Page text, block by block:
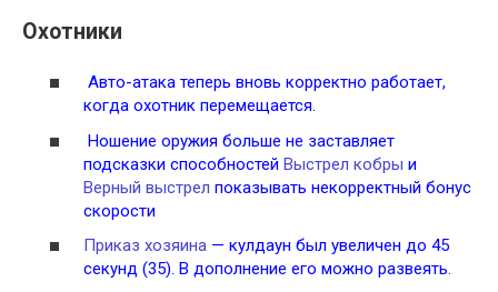
Охотники
Авто-атака теперь вновь корректно работает,
когда охотник перемещается.
Ношение оружия больше не заставляет
подсказки способностей Выстрел кобры и
Верный выстрел показывать некорректный бонус
скорости
Приказ хозяина — кулдаун был увеличен до 45
секунд (35). В дополнение его можно развеять.